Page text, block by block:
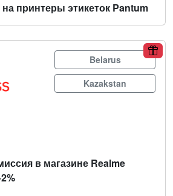
принтеры этикеток Pantum
Belarus
Kazakstan
в магазине Realme